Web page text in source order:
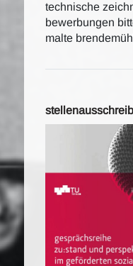
technische
bewerbungen
malte